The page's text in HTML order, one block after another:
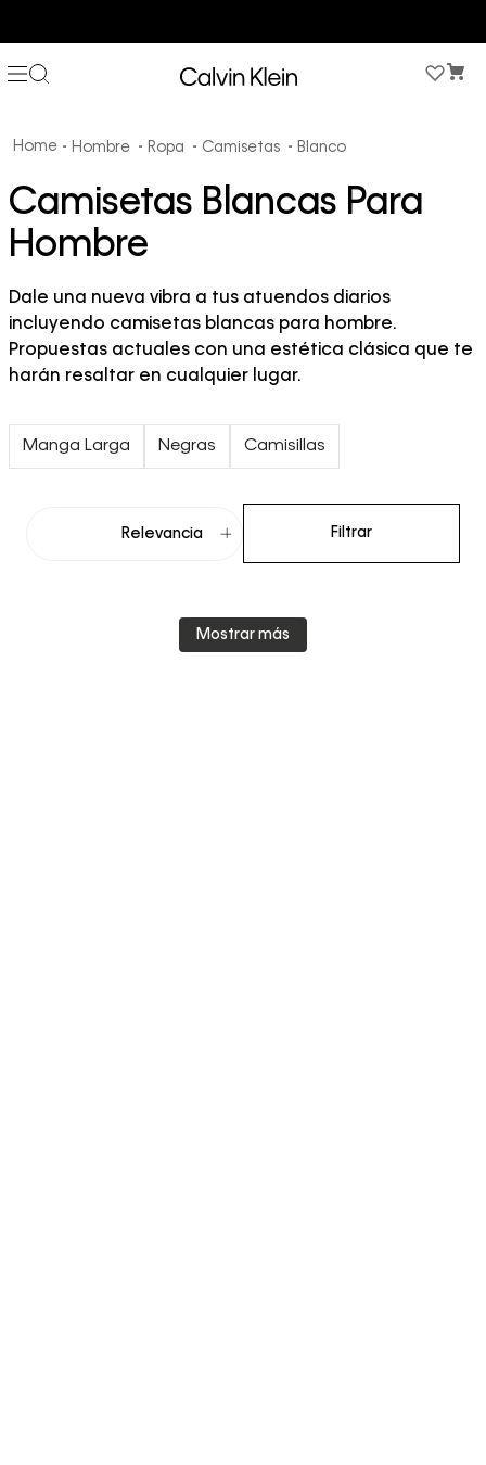
Hombre Ropa Camisetas Blanco
Camisetas Blancas Para
Hombre
Dale una nueva vibra a tus atuendos diarios
incluyendo camisetas blancas para hombre.
Propuestas actuales con una estética clásica que te
harán resaltar en cualquier lugar.
Manga Larga Negras Camisillas
Relevancia Filtrar
Mostrar más